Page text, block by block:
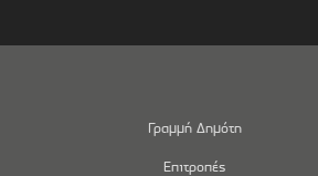
Γραμμή Δημότη
Επιτροπές